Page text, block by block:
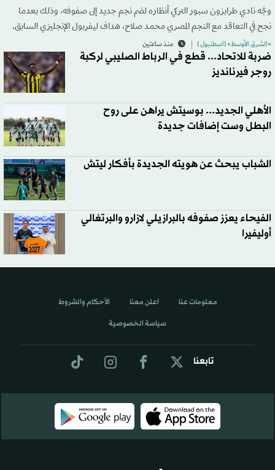
وجَّه نادي طرابزون سبور التركي أنظاره لضم نجم جديد إلى صفوفه، وذلك بعدما
نجح في التعاقد مع النجم المصري محمد صلاح، هداف ليفربول الإنجليزي السابق.
«الشرق الأوسط» (اسطنبول ) منذ ساعتين
ضربة للاتحاد... قطع في الرباط الصليبي لركبة
روجر فيرنانديز
الأهلي الجديد... بوسيتش يراهن على روح
البطل وست إضافات جديدة
الشباب يبحث عن هويته الجديدة بأفكار ليتش
الفيحاء يعزز صفوفه بالبرازيلي لازارو والبرتغالي
أوليفيرا
تابعنا
معلومات عنا اعلن معنا الأحكام والشروط
سياسة الخصوصية